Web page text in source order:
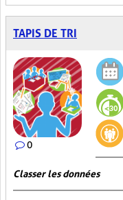
TAPIS DE TRI
0
Classer les données